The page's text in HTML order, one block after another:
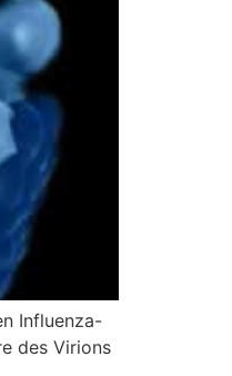
Influenza-
des Virions